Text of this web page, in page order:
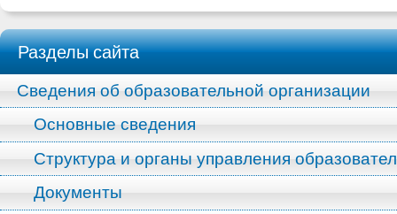
Разделы сайта
Сведения об образовательной организации
Основные сведения
Структура и органы управления
Документы